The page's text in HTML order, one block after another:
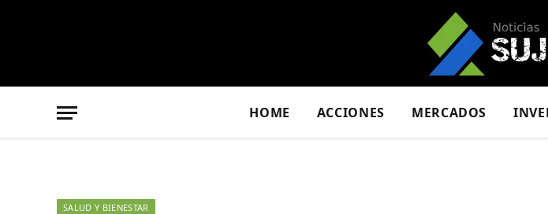
HOME ACCIONES MERCADOS
SALUD Y BIENESTAR